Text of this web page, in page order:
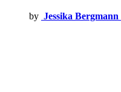
by Jessika Bergmann